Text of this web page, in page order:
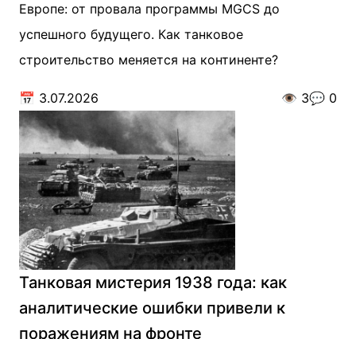
Европе: от провала программы MGCS до
успешного будущего. Как танковое
строительство меняется на континенте?
📅 3.07.2026 👁️ 3💬 0
Танковая мистерия 1938 года: как
аналитические ошибки привели к
поражениям на фронте